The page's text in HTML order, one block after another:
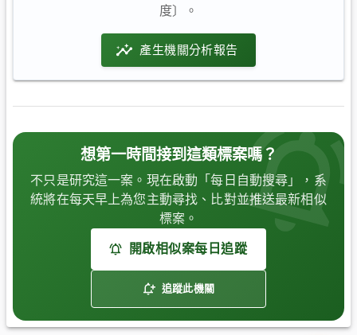
度〕。
產生機關分析報告
想第一時間接到這類標案嗎？
不只是研究這一案。現在啟動「每日自動搜尋」，系
統將在每天早上為您主動尋找、比對並推送最新相似
標案。
開啟相似案每日追蹤
追蹤此機關